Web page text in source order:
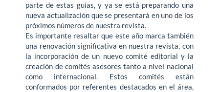
parte de estas guías, y ya se está preparando una
nueva actualización que se presentará en uno de los
próximos números de nuestra revista.
Es importante resaltar que este año marca también
una renovación significativa en nuestra revista, con
la incorporación de un nuevo comité editorial y la
creación de comités asesores tanto a nivel nacional
como internacional. Estos comités están
conformados por referentes destacados en el área,